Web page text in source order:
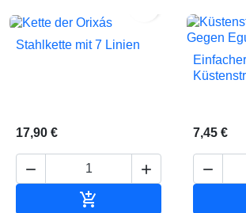
Stahlkette mit 7 Linien
17,90 €
 

7,45 €
